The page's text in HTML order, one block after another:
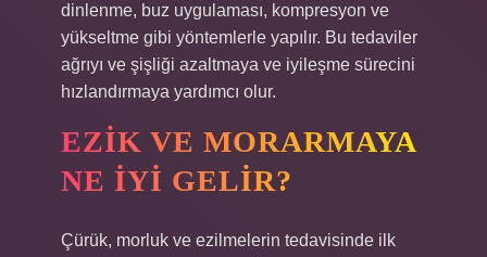
dinlenme, buz uygulaması, kompresyon ve
yükseltme gibi yöntemlerle yapılır. Bu tedaviler
ağrıyı ve şişliği azaltmaya ve iyileşme sürecini
hızlandırmaya yardımcı olur.
EZIK VE MORARMAYA
NE IYI GELIR?
Çürük, morluk ve ezilmelerin tedavisinde ilk